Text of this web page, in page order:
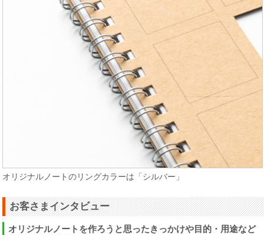
オリジナルノートのリングカラーは「シルバー」
お客さまインタビュー
オリジナルノートを作ろうと思ったきっかけや目的・用途など